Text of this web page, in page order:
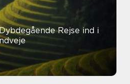
Rejse ind i